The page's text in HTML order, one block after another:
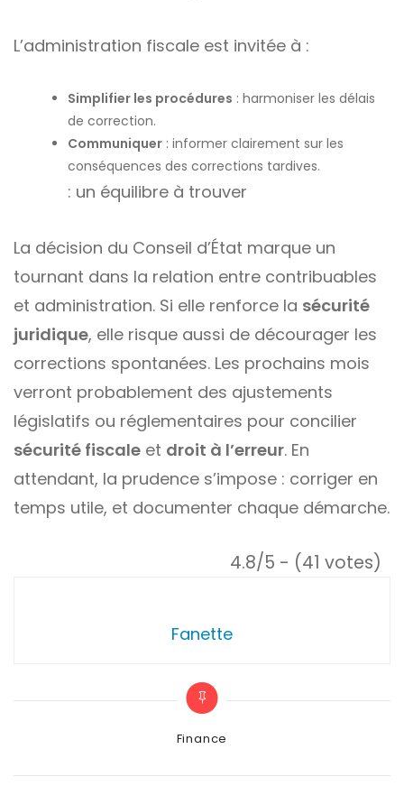
L’administration fiscale est invitée à :
Simplifier les procédures : harmoniser les délais
de correction.
Communiquer : informer clairement sur les
conséquences des corrections tardives.
: un équilibre à trouver
La décision du Conseil d’État marque un
tournant dans la relation entre contribuables
et administration. Si elle renforce la sécurité
juridique, elle risque aussi de décourager les
corrections spontanées. Les prochains mois
verront probablement des ajustements
législatifs ou réglementaires pour concilier
sécurité fiscale et droit à l’erreur. En
attendant, la prudence s’impose : corriger en
temps utile, et documenter chaque démarche.
4.8/5 - (41 votes)
Fanette
Categories
Finance